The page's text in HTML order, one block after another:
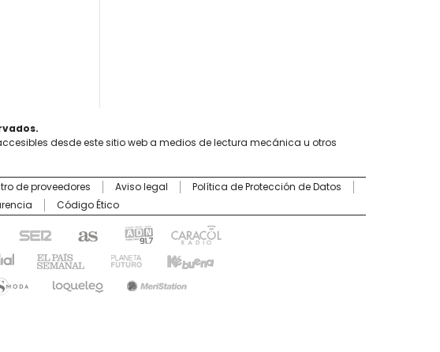
desde este sitio web a medios de lectura mecánica u otros
de proveedores Aviso legal
Política de Protección de Datos
Código Ético